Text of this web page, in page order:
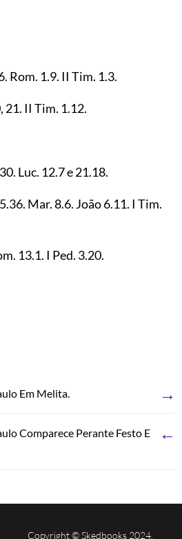
. Rom. 1.9. II Tim. 1.3.
, 21. II Tim. 1.12.
. Luc. 12.7e21.18.
. Mar.8.6. João6.11. I Tim.
13.1. I Ped. 3.20.
Em Melita. →
Comparece Perante Festo E
←
Copyright © Skedbooks 2024.